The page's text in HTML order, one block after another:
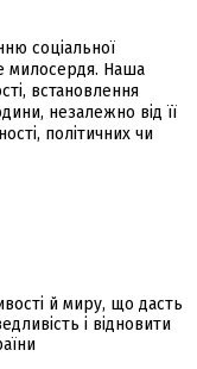
соціальної
милосердя. Наша
встановлення
незалежно від її
політичних чи
й миру, що дасть
і відновити